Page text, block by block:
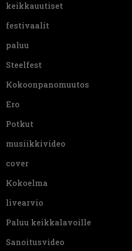
keikkauutiset
festivaalit
paluu
Steelfest
Kokoonpanomuutos
Ero
Potkut
musiikkivideo
cover
Kokoelma
livearvio
Paluu keikkalavoille
Sanoitusvideo